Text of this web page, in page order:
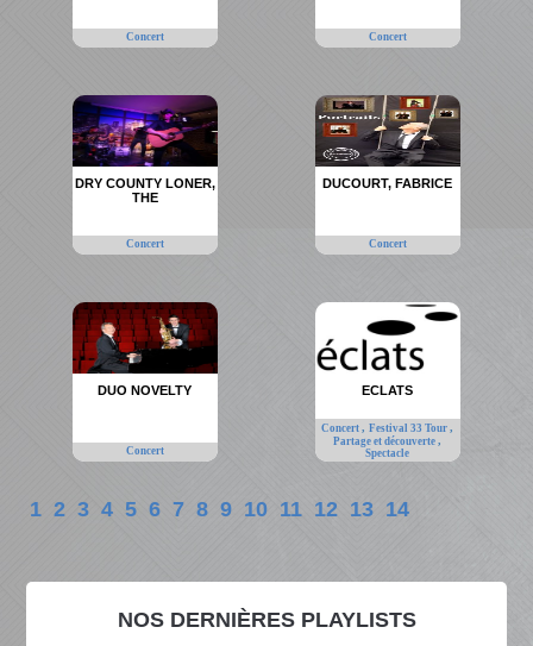
NOS DERNIÈRES PLAYLISTS
Concert Concert
DRY COUNTY LONER,
THE
Concert
DUCOURT, FABRICE
Concert
DUO NOVELTY
Concert
ECLATS
Concert,Festival 33 Tour,
Partage et découverte,
Spectacle
1 2 3 4 5 6 7 8 9 10 11 12 13 14